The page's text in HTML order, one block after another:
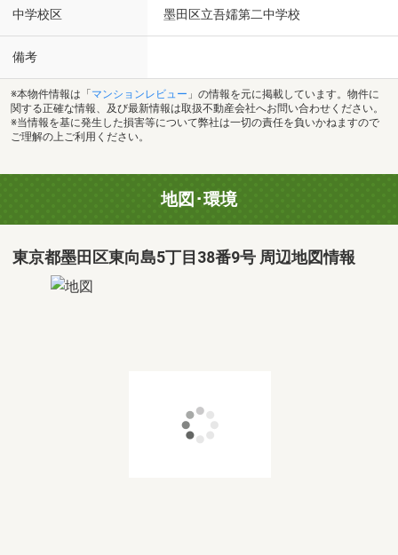
中学校区 墨田区立吾嬬第二中学校
備考
※本物件情報は「 マンションレビュー 」の情報を元に掲載しています。物件に
関する正確な情報、及び最新情報は取扱不動産会社へお問い合わせください。
※当情報を基に発生した損害等について弊社は一切の責任を負いかねますので
ご理解の上ご利用ください。
地図･環境
東京都墨田区東向島5丁目38番9号 周辺地図情報